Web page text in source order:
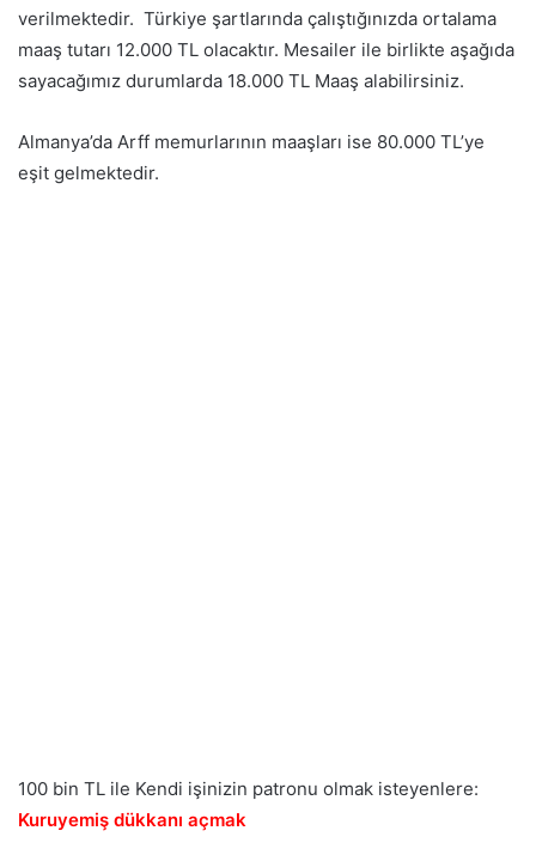
verilmektedir. Türkiye şartlarında çalıştığınızda ortalama
maaş tutarı 12.000 TL olacaktır. Mesailer ile birlikte aşağıda
sayacağımız durumlarda 18.000 TL Maaş alabilirsiniz.
Almanya’da Arff memurlarının maaşları ise 80.000 TL’ye
eşit gelmektedir.
100 bin TL ile Kendi işinizin patronu olmak isteyenlere:
Kuruyemiş dükkanı açmak